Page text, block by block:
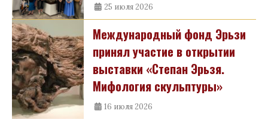
25 июля 2026
Международный фонд Эрьзи
принял участие в открытии
выставки «Степан Эрьзя.
Мифология скульптуры»
16 июля 2026